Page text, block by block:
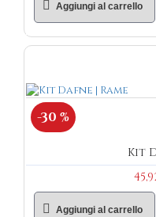
Aggiungi al carrello
-30 %
Kit
Aggiungi al carrello